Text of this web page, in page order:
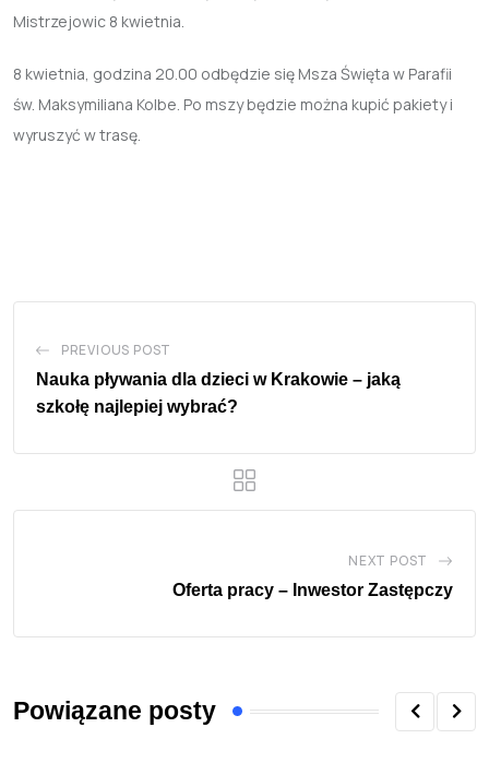
Mistrzejowic 8 kwietnia.
8 kwietnia, godzina 20.00 odbędzie się Msza Święta w Parafii
św. Maksymiliana Kolbe. Po mszy będzie można kupić pakiety i
wyruszyć w trasę.
PREVIOUS POST
Nauka pływania dla dzieci w Krakowie – jaką
szkołę najlepiej wybrać?
NEXT POST
Oferta pracy – Inwestor Zastępczy
Powiązane posty